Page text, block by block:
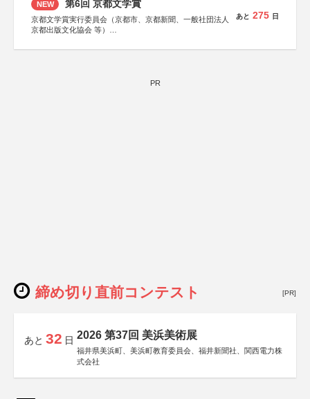
NEW 第6回 京都文学賞
京都文学賞実行委員会（京都市、京都新聞、一般社団法人
京都出版文化協会 等）
KADOKAWA、河出書房新社、幻冬舎、講談社、光文社、
あと 275 日
PR
締め切り直前コンテスト [PR]
あと 32 日 2026 第37回 美浜美術展
福井県美浜町、美浜町教育委員会、福井新聞社、関西電力株
式会社